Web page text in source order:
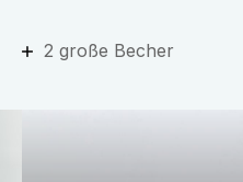
2 große Becher